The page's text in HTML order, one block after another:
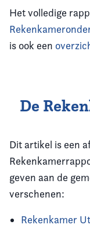
Het volledige
is ook een
De
Dit artikel is een
geven aan de
verschenen:
Rekenkamer